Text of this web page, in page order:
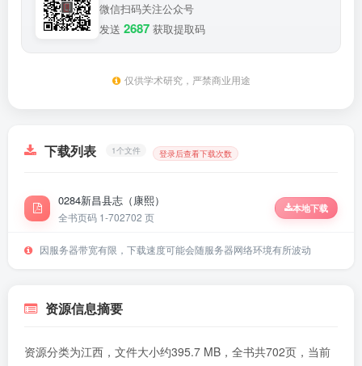
微信扫码关注公众号
发送 2687 获取提取码
仅供学术研究，严禁商业用途
下载列表 1个文件 登录后查看下载次数
0284新昌县志（康熙）
全书页码 1-702702 页
本地下载
因服务器带宽有限，下载速度可能会随服务器网络环境有所波动
资源信息摘要
资源分类为江西，文件大小约395.7 MB，全书共702页，当前